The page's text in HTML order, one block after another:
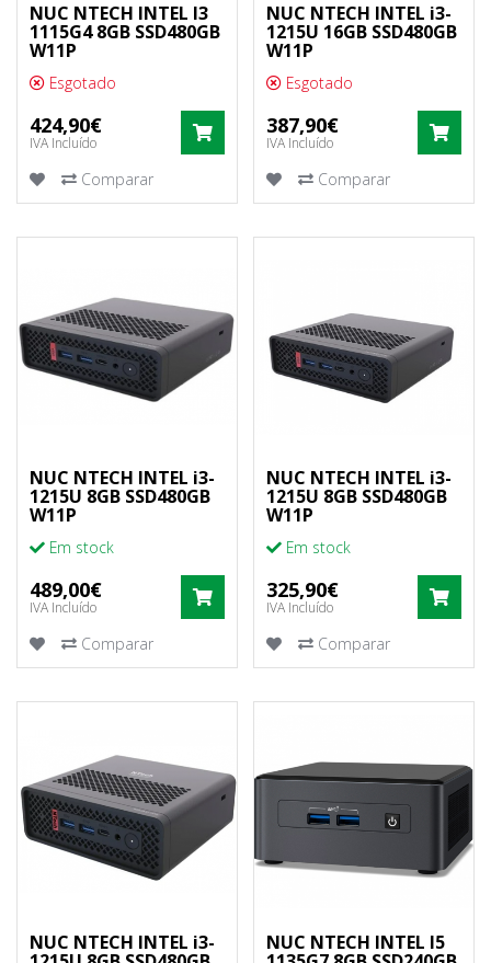
NUC NTECH INTEL I3
1115G4 8GB SSD480GB
W11P
Esgotado
424,90€
IVA Incluído COMPRAR
Comparar
NUC NTECH INTEL i3-
1215U 16GB SSD480GB
W11P
Esgotado
387,90€
IVA Incluído
Comparar
NUC NTECH INTEL i3-
1215U 8GB SSD480GB
W11P
Em stock
489,00€
IVA Incluído COMPRAR
Comparar
NUC NTECH INTEL i3-
1215U 8GB SSD480GB
W11P
Em stock
325,90€
IVA Incluído
Comparar
NUC NTECH INTEL i3- NUC NTECH INTEL I5